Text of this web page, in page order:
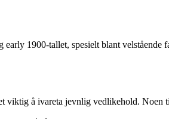
1900-tallet, spesielt blant
viktig å ivareta jevnlig vedlikehold.